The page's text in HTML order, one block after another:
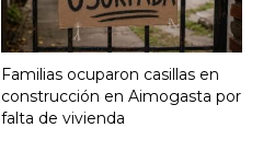
Familias ocuparon casillas en
construcción en Aimogasta por
falta de vivienda